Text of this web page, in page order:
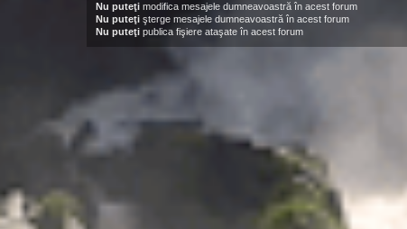
Nu puteţi modifica mesajele dumneavoastră în acest forum
Nu puteţi şterge mesajele dumneavoastră în acest forum
Nu puteţi publica fişiere ataşate în acest forum